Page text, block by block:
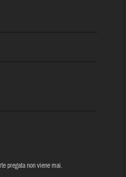
pregata non viene mai.